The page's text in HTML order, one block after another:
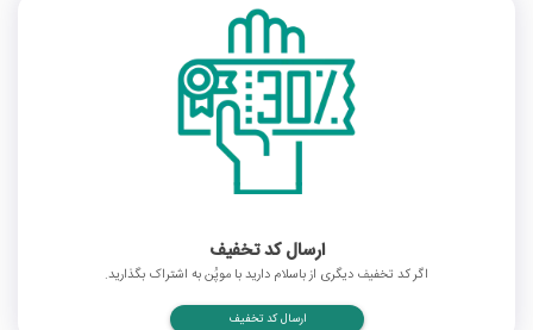
ارسال کد تخفیف
اگر کد تخفیف دیگری از باسلام دارید با موپُن به اشتراک بگذارید.
ارسال کد تخفیف